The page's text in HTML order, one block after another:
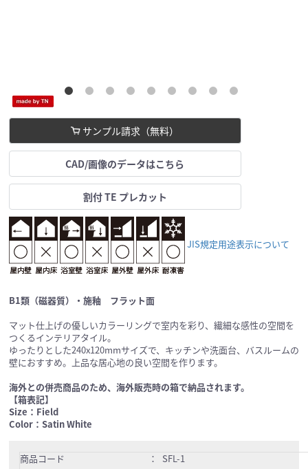
サンプル請求（無料）
CAD/画像のデータはこちら
割付 TE プレカット
JIS規定用途表示について
B1類（磁器質）・施釉 フラット面
マット仕上げの優しいカラーリングで室内を彩り、繊細な感性の空間を
つくるインテリアタイル。
ゆったりとした240x120mmサイズで、キッチンや洗面台、バスルームの
壁におすすめ。上品な居心地の良い空間を作ります。
海外との併売商品のため、海外販売時の箱で納品されます。
【箱表記】
Size：Field
Color：Satin White
商品コード ：
SFL-1